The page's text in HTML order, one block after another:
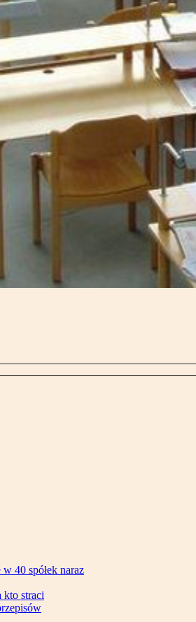
40 spółek naraz
kto straci